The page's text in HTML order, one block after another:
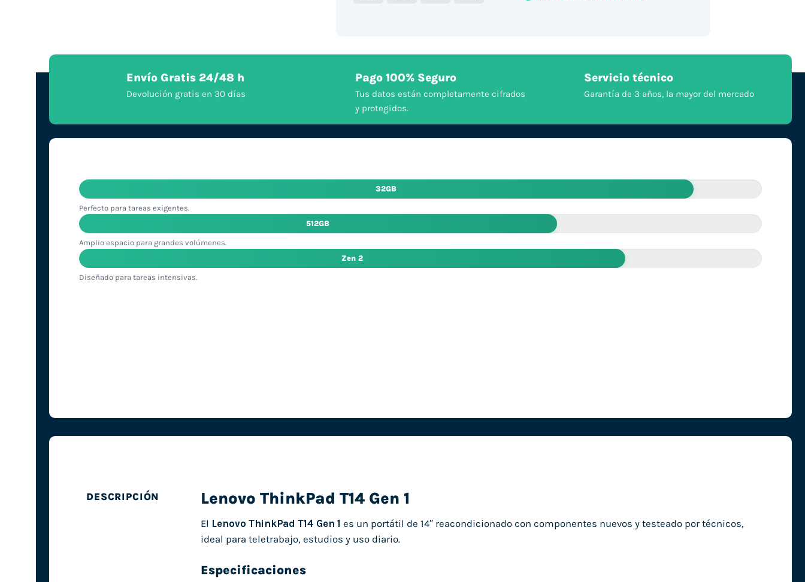
Envío Gratis 24/48 h
Devolución gratis en 30 días
Pago 100% Seguro
Tus datos están completamente cifrados
y protegidos.
Servicio técnico
Garantía de 3 años, la mayor del mercado
32GB
Perfecto para tareas exigentes.
512GB
Amplio espacio para grandes volúmenes.
Zen 2
Diseñado para tareas intensivas.
DESCRIPCIÓN Lenovo ThinkPad T14 Gen 1
El Lenovo ThinkPad T14 Gen 1 es un portátil de 14″ reacondicionado con componentes nuevos y testeado por técnicos,
ideal para teletrabajo, estudios y uso diario.
Especificaciones